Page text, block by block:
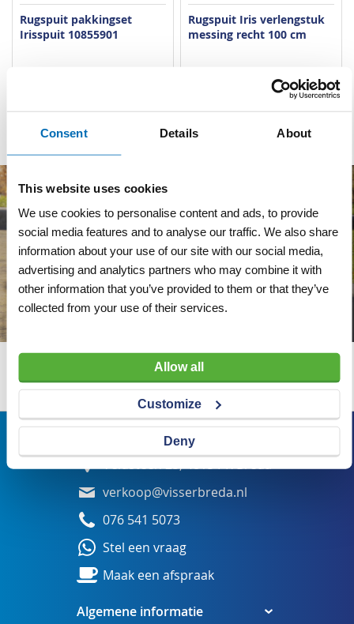
Consent Details About
This website uses cookies
We use cookies to personalise content and ads, to provide
social media features and to analyse our traffic. We also share
information about your use of our site with our social media,
advertising and analytics partners who may combine it with
other information that you’ve provided to them or that they’ve
collected from your use of their services.
Allow all
Customize
Deny
Rugspuit pakkingset
Irisspuit 10855901
Rugspuit Iris verlengstuk
messing recht 100 cm
excl. btw
Wij adviseren u graag
Algemene informatie
Veldsteen 25, 4815 PK Breda
verkoop@visserbreda.nl
076 541 5073
Stel een vraag
Maak een afspraak